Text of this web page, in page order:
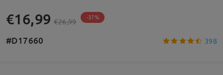
€16,99 €26,99 -37%
#D17660 398